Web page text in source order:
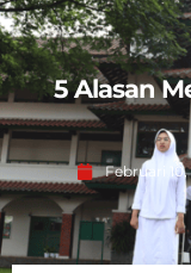
5 Alasan
Februari 10,